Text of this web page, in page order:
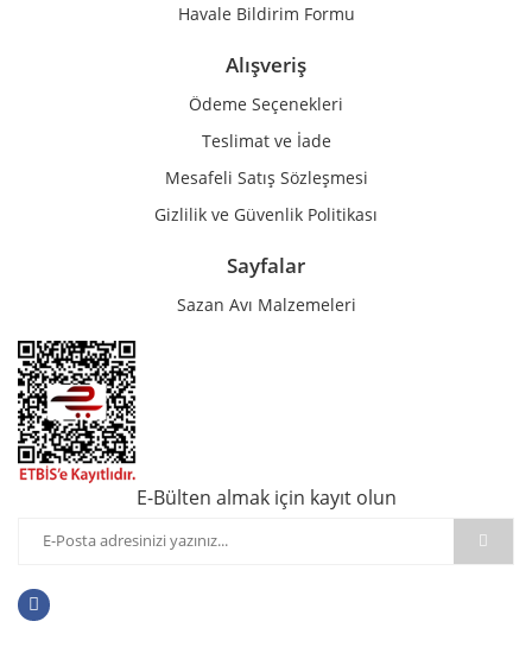
Havale Bildirim Formu
Alışveriş
Ödeme Seçenekleri
Teslimat ve İade
Mesafeli Satış Sözleşmesi
Gizlilik ve Güvenlik Politikası
Sayfalar
Sazan Avı Malzemeleri
E-Bülten almak için kayıt olun